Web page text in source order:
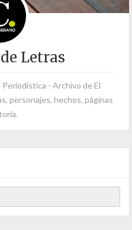
Letras
- Archivo de El
personajes, hechos, páginas